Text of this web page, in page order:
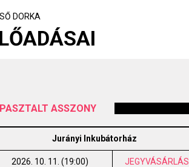
DORKA
ASSZONY
Jurányi Inkubátorház
2026. 10. 11. (19:00) JEGYVÁSÁRLÁS